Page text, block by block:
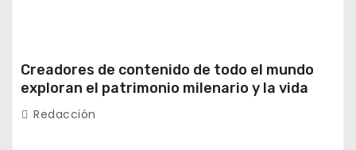
Creadores de contenido de todo el mundo
exploran el patrimonio milenario y la vida
moderna de Xinjiang
Redacción